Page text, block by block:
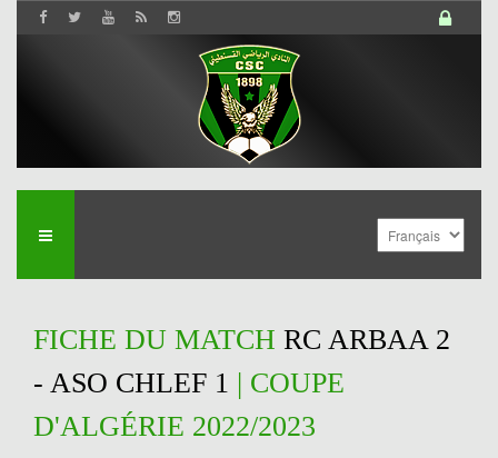
FICHE DU MATCH RC ARBAA 2
- ASO CHLEF 1 | COUPE
D'ALGÉRIE 2022/2023